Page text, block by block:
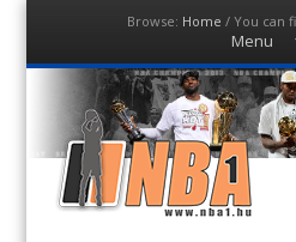
Browse: Home / You can
Menu
to
NBA1